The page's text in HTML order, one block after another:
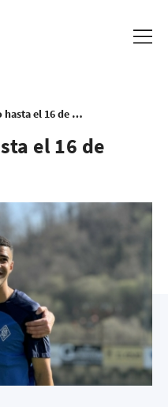
Plan de trabajo hasta el 16 de marzo
el 16 de